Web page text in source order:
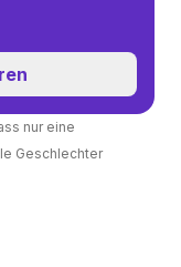
nur eine
Geschlechter